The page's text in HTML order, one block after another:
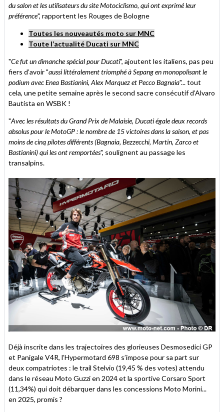
du salon et les utilisateurs du site Motociclismo, qui ont exprimé leur
préférence", rapportent les Rouges de Bologne
Toutes les nouveautés moto sur MNC
Toute l’actualité Ducati sur MNC
"Ce fut un dimanche spécial pour Ducati", ajoutent les italiens, pas peu
fiers d’avoir "aussi littéralement triomphé à Sepang en monopolisant le
podium avec Enea Bastianini, Alex Marquez et Pecco Bagnaia"... tout
cela, une petite semaine après le second sacre consécutif d’Alvaro
Bautista en WSBK !
"Avec les résultats du Grand Prix de Malaisie, Ducati égale deux records
absolus pour le MotoGP : le nombre de 15 victoires dans la saison, et pas
moins de cinq pilotes différents (Bagnaia, Bezzecchi, Martin, Zarco et
Bastianini) qui les ont remportées", soulignent au passage les
transalpins.
Déjà inscrite dans les trajectoires des glorieuses Desmosedici GP
et Panigale V4R, l’Hypermotard 698 s’impose pour sa part sur
deux compatriotes : le trail Stelvio (19,45 % des votes) attendu
dans le réseau Moto Guzzi en 2024 et la sportive Corsaro Sport
(11,34%) qui doit débarquer dans les concessions Moto Morini...
en 2025, promis ?